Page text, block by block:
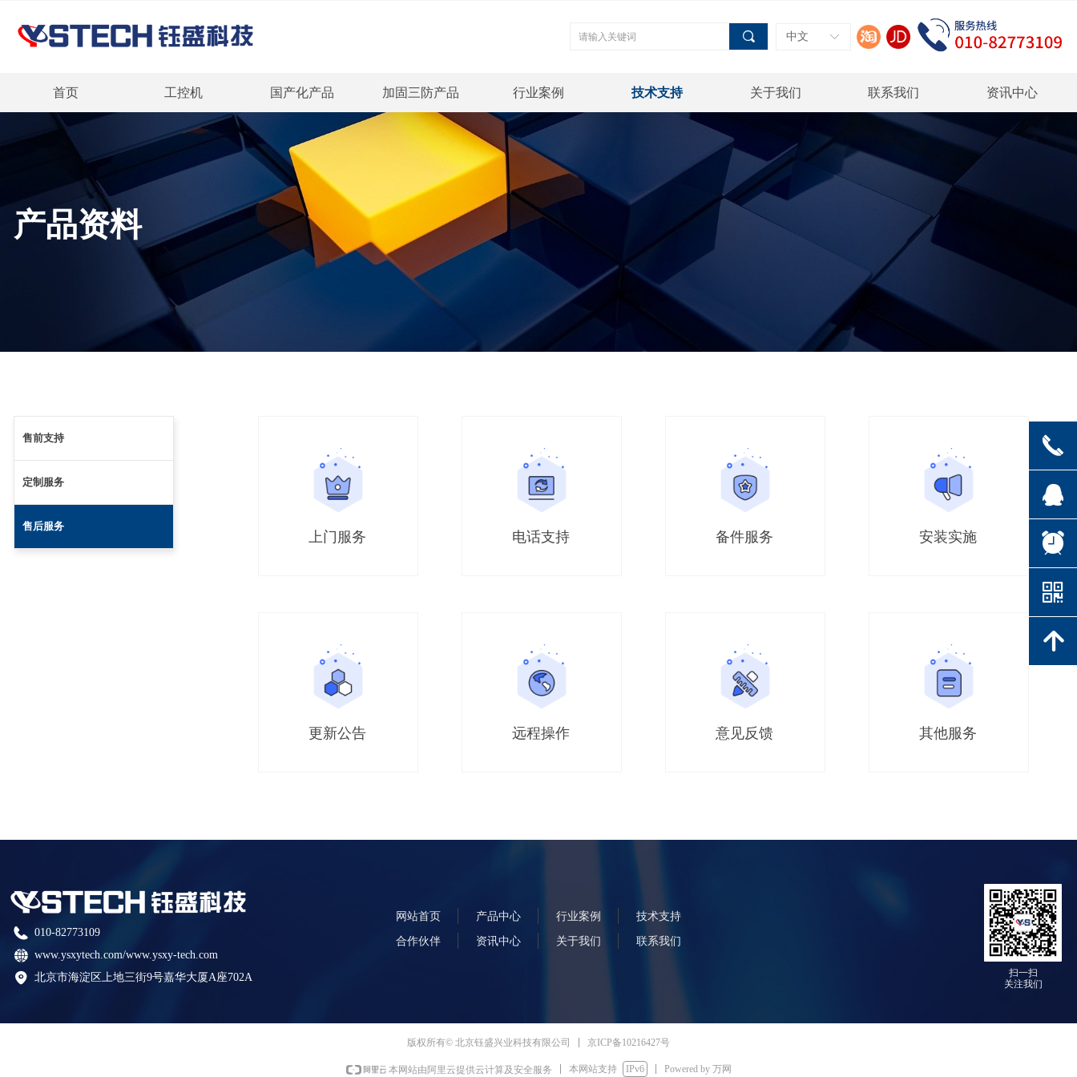
首页 工控机 国产化产品 加固三防产品 行业案例 技术支持 关于我们 联系我们 资讯中心
ꀅ
中文
끠
产品资料
上门服务 电话支持 备件服务 安装实施
更新公告 远程操作 意见反馈 其他服务
售前支持
定制服务
售后服务
010-82773109
www.ysxytech.com/www.ysxy-tech.com
北京市海淀区上地三街9号嘉华大厦A座702A
网站首页 产品中心 行业案例 技术支持
合作伙伴 资讯中心 关于我们 联系我们
扫一扫
关注我们
版权所有© 北京钰盛兴业科技有限公司 京ICP备10216427号
本网站由阿里云提供云计算及安全服务 本网站支持 IPv6 Powered by 万网
끅
뀩
뀥
낃
녕